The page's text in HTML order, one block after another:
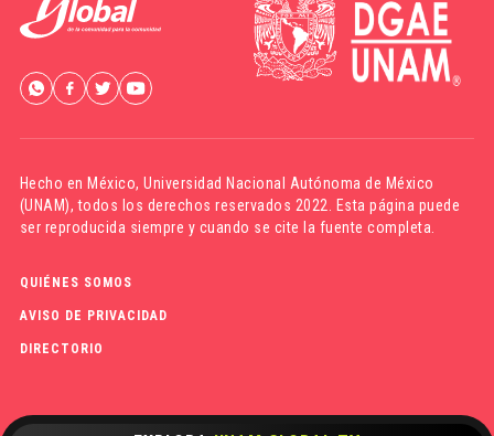
Hecho en México,Universidad Nacional Autónoma de México
(UNAM), todos los derechos reservados 2022. Esta página puede
ser reproducida siempre y cuando se cite la fuente completa.
QUIÉNES SOMOS
AVISO DE PRIVACIDAD
DIRECTORIO